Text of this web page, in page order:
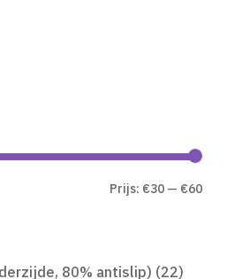
Min.
Max.
Prijs: €30 — €60
80% antislip) (22)